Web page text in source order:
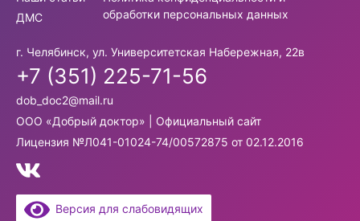
ДМС
обработки персональных данных
г. Челябинск, ул. Университетская Набережная, 22в
+7 (351) 225-71-56
dob_doc2@mail.ru
ООО «Добрый доктор» | Официальный сайт
Лицензия №Л041-01024-74/00572875 от 02.12.2016
Версия для слабовидящих